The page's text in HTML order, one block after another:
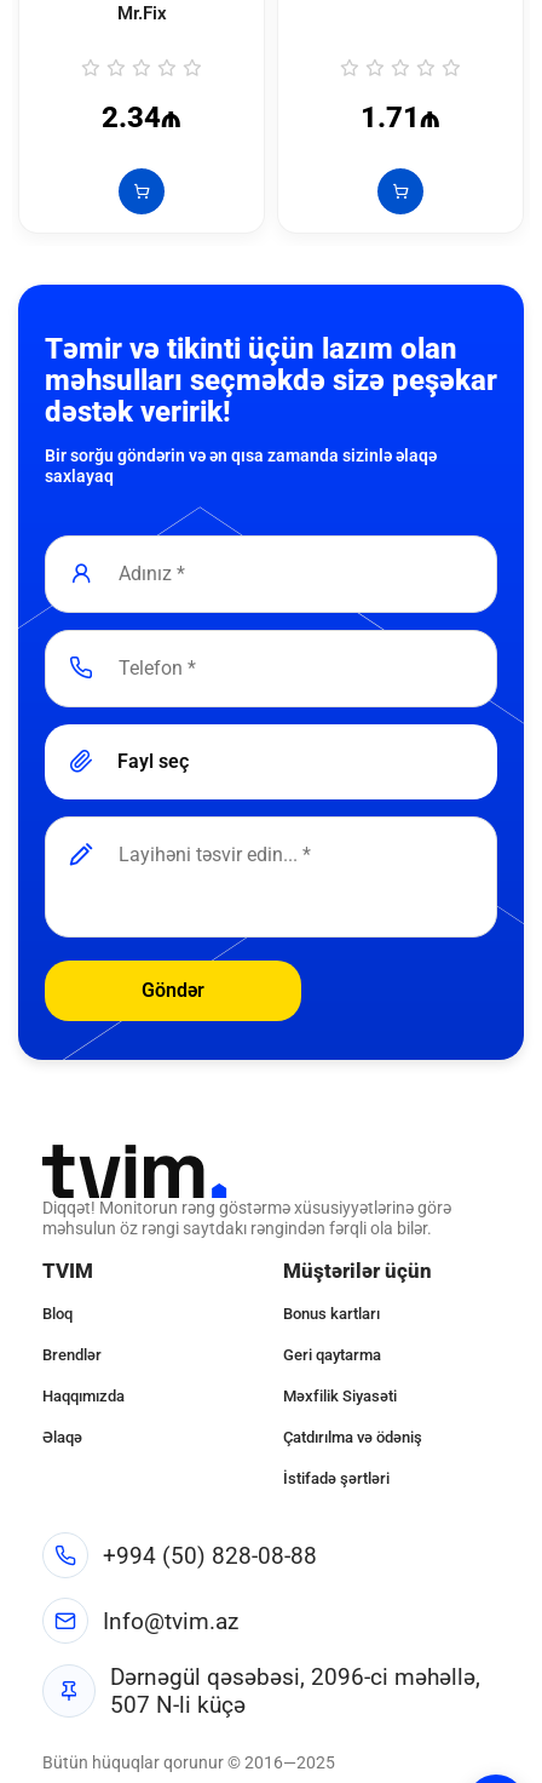
Mr.Fix
2.34₼ 1.71₼
Təmir və tikinti üçün lazım olan
məhsulları seçməkdə sizə peşəkar
dəstək veririk!
Bir sorğu göndərin və ən qısa zamanda sizinlə əlaqə
saxlayaq
Fayl seç
Göndər
Diqqət! Monitorun rəng göstərmə xüsusiyyətlərinə görə
məhsulun öz rəngi saytdakı rəngindən fərqli ola bilər.
TVIM
Bloq
Brendlər
Haqqımızda
Əlaqə
Müştərilər üçün
Bonus kartları
Geri qaytarma
Məxfilik Siyasəti
Çatdırılma və ödəniş
İstifadə şərtləri
+994 (50) 828-08-88
Info@tvim.az
Dərnəgül qəsəbəsi, 2096-ci məhəllə,
507 N-li küçə
Bütün hüquqlar qorunur © 2016—2025